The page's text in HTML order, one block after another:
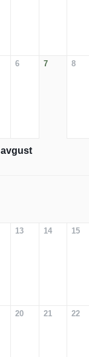
6 7 8
avgust
13 14 15
20 21 22